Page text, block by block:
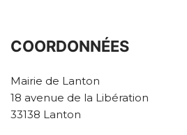
COORDONNÉES
Mairie de Lanton
18 avenue de la Libération
33138 Lanton